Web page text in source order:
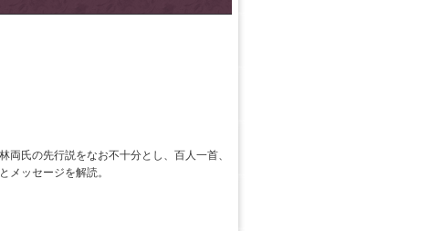
氏の先行説をなお不十分とし、百人一首、
メッセージを解読。